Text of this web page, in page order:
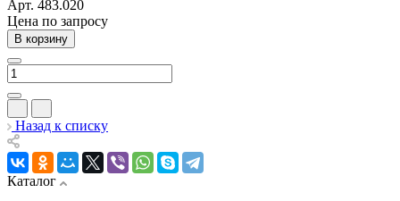
Арт. 483.020
Цена по запросу
В корзину
Назад к списку
Каталог